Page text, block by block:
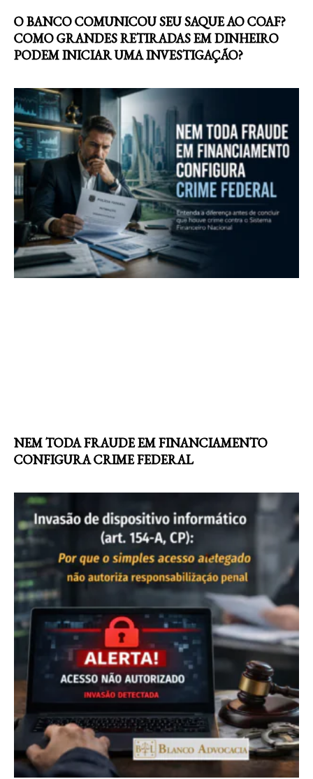
O BANCO COMUNICOU SEU SAQUE AO COAF?
COMO GRANDES RETIRADAS EM DINHEIRO
PODEM INICIAR UMA INVESTIGAÇÃO?
NEM TODA FRAUDE EM FINANCIAMENTO
CONFIGURA CRIME FEDERAL